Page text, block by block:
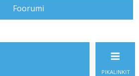
Foorumi
PIKALINKIT